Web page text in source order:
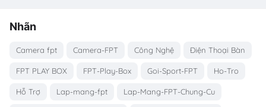
Nhãn
Camera fpt Camera-FPT Công Nghệ Điện Thoại Bàn
FPT PLAY BOX FPT-Play-Box Goi-Sport-FPT Ho-Tro
Hỗ Trợ Lap-mang-fpt Lap-Mang-FPT-Chung-Cu